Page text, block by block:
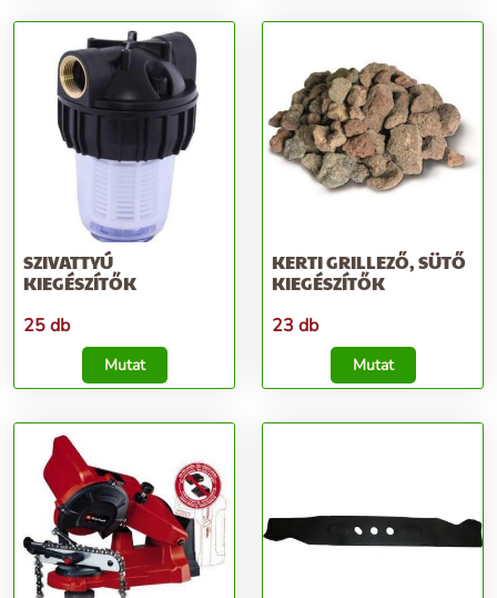
SZIVATTYÚ
KIEGÉSZÍTŐK
25 db
Mutat
KERTI GRILLEZŐ, SÜTŐ
KIEGÉSZÍTŐK
23 db
Mutat